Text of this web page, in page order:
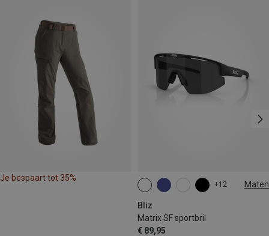
Je bespaart tot 35%
+12 Maten
Bliz
Matrix SF sportbril
€ 89,95
ONE SIZE